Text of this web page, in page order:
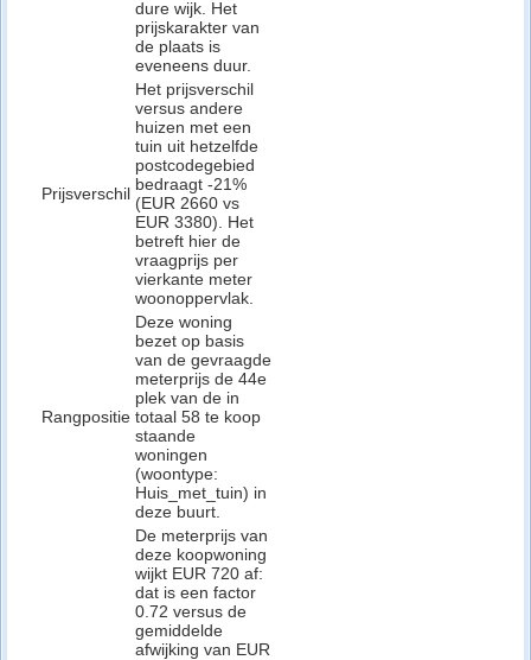
dure wijk. Het
prijskarakter van
de plaats is
eveneens duur.
Prijsverschil
Het prijsverschil
versus andere
huizen met een
tuin uit hetzelfde
postcodegebied
bedraagt -21%
(EUR 2660 vs
EUR 3380). Het
betreft hier de
vraagprijs per
vierkante meter
woonoppervlak.
Rangpositie
Deze woning
bezet op basis
van de gevraagde
meterprijs de 44e
plek van de in
totaal 58 te koop
staande
woningen
(woontype:
Huis_met_tuin) in
deze buurt.
De meterprijs van
deze koopwoning
wijkt EUR 720 af:
dat is een factor
0.72 versus de
gemiddelde
afwijking van EUR